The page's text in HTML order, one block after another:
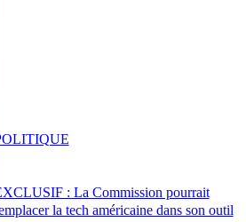
: La Commission pourrait
la tech américaine dans son outil